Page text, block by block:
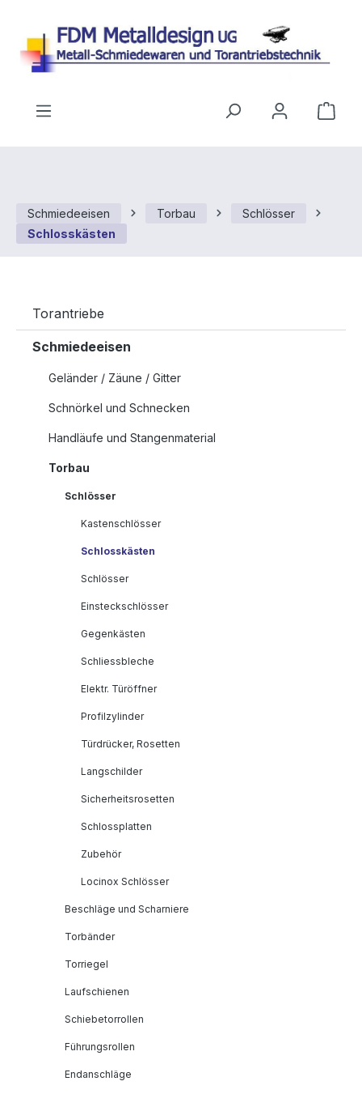
Schmiedeeisen Torbau
Schlösser
Schlosskästen
Torantriebe
Schmiedeeisen
Geländer / Zäune / Gitter
Schnörkel und Schnecken
Handläufe und Stangenmaterial
Torbau
Schlösser
Kastenschlösser
Schlosskästen
Schlösser
Einsteckschlösser
Gegenkästen
Schliessbleche
Elektr. Türöffner
Profilzylinder
Türdrücker, Rosetten
Langschilder
Sicherheitsrosetten
Schlossplatten
Zubehör
Locinox Schlösser
Beschläge und Scharniere
Torbänder
Torriegel
Laufschienen
Schiebetorrollen
Führungsrollen
Endanschläge